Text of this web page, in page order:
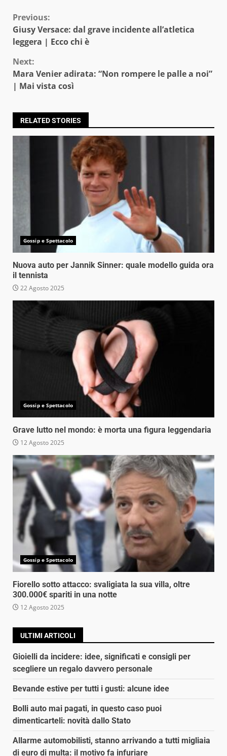
Continue
Reading
Previous:
Giusy Versace: dal grave incidente all’atletica
leggera | Ecco chi è
Next:
Mara Venier adirata: “Non rompere le palle a noi”
| Mai vista così
RELATED STORIES
Gossip e Spettacolo
Nuova auto per Jannik Sinner: quale modello guida ora
il tennista
22 Agosto 2025
Gossip e Spettacolo
Grave lutto nel mondo: è morta una figura leggendaria
12 Agosto 2025
Gossip e Spettacolo
Fiorello sotto attacco: svaligiata la sua villa, oltre
300.000€ spariti in una notte
12 Agosto 2025
ULTIMI ARTICOLI
Gioielli da incidere: idee, significati e consigli per
scegliere un regalo davvero personale
Bevande estive per tutti i gusti: alcune idee
Bolli auto mai pagati, in questo caso puoi
dimenticarteli: novità dallo Stato
Allarme automobilisti, stanno arrivando a tutti migliaia
di euro di multa: il motivo fa infuriare